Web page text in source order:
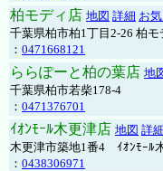
柏モディ店 地図 詳細 お
千葉県柏市柏1丁目2-26 柏モ
： 0471668121
ららぽーと柏の葉店 地
千葉県柏市若柴178-4
： 0471376701
ｲｵﾝﾓｰﾙ木更津店 地図 詳細
木更津市築地1番4 ｲｵﾝﾓｰﾙ
： 0438306971